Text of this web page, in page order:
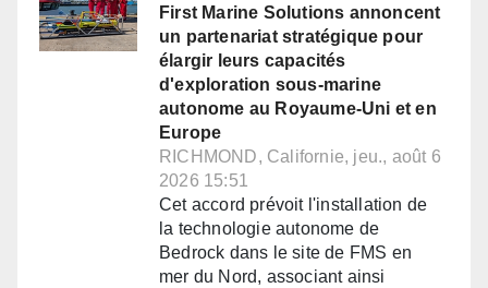
First Marine Solutions annoncent
un partenariat stratégique pour
élargir leurs capacités
d'exploration sous-marine
autonome au Royaume-Uni et en
Europe
RICHMOND, Californie, jeu., août 6
2026 15:51
Cet accord prévoit l'installation de
la technologie autonome de
Bedrock dans le site de FMS en
mer du Nord, associant ainsi